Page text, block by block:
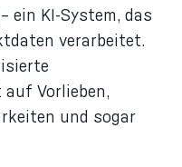
– ein KI-System, das
verarbeitet.
Vorlieben,
und sogar